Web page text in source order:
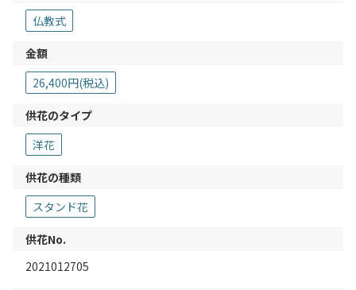
仏教式
金額
26,400円(税込)
供花のタイプ
洋花
供花の種類
スタンド花
供花No.
2021012705